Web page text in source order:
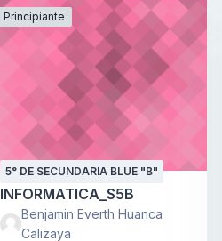
Principiante
5° DE SECUNDARIA BLUE "B"
INFORMATICA_S5B
Benjamin Everth Huanca
Calizaya